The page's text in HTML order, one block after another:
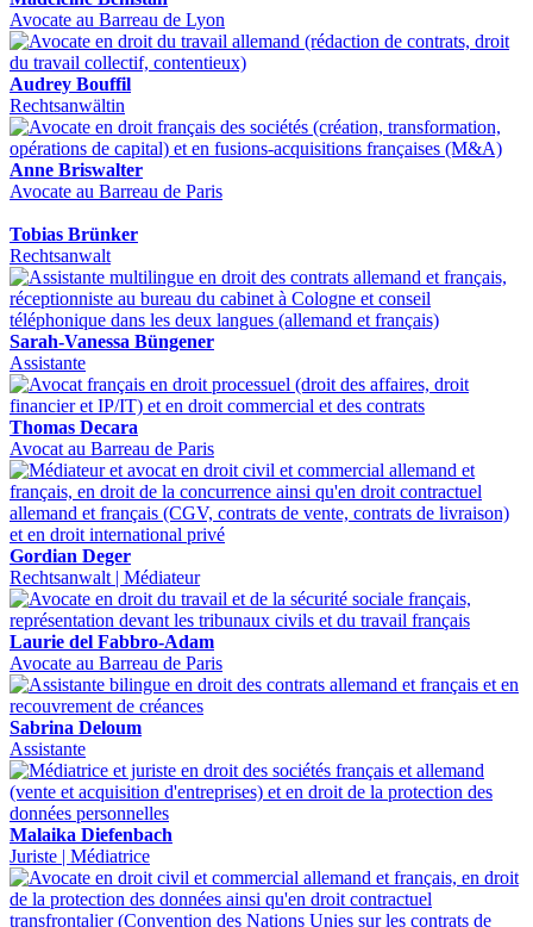
Avocate au Barreau de Lyon
Audrey Bouffil
Rechtsanwältin
Anne Briswalter
Avocate au Barreau de Paris
Tobias Brünker
Rechtsanwalt
Sarah-Vanessa Büngener
Assistante
Thomas Decara
Avocat au Barreau de Paris
Gordian Deger
Rechtsanwalt | Médiateur
Laurie del Fabbro-Adam
Avocate au Barreau de Paris
Sabrina Deloum
Assistante
Malaika Diefenbach
Juriste | Médiatrice